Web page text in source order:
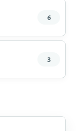
6
3